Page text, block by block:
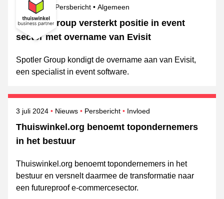
Spotler Group versterkt positie in event
sector met overname van Evisit
Gepubliceerd op
8 juli 2024 Categorie
Persbericht Onderwerpen
Algemeen
Spotler Group kondigt de overname aan van Evisit,
een specialist in event software.
Thuiswinkel.org benoemt topondernemers
in het bestuur
Gepubliceerd op
3 juli 2024 Categorie
Nieuws Persbericht Onderwerpen
Invloed
Thuiswinkel.org benoemt topondernemers in het
bestuur en versnelt daarmee de transformatie naar
een futureproof e-commercesector.